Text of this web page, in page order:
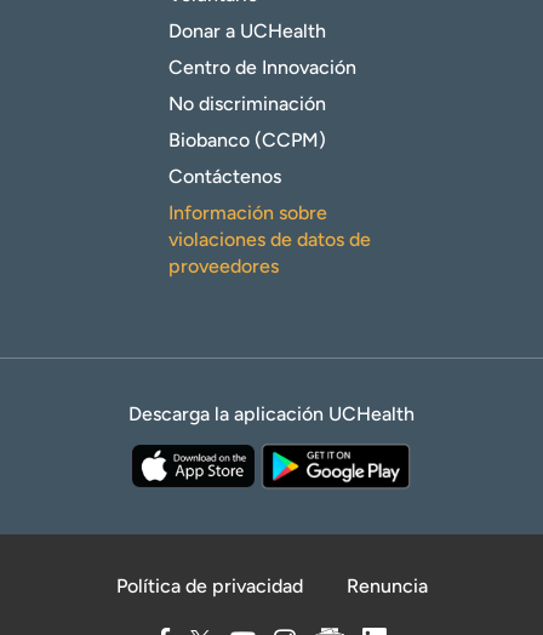
Donar a UCHealth
Centro de Innovación
No discriminación
Biobanco (CCPM)
Contáctenos
Información sobre
violaciones de datos de
proveedores
Descarga la aplicación UCHealth
Política de privacidad Renuncia